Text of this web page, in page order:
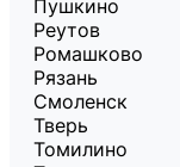
Пушкино
Реутов
Ромашково
Рязань
Смоленск
Тверь
Томилино